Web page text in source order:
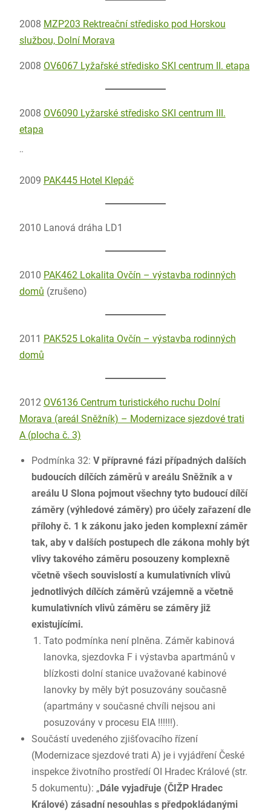
2008 MZP203 Rektreační středisko pod Horskou
službou, Dolní Morava
2008 OV6067 Lyžařské středisko SKI centrum II. etapa
2008 OV6090 Lyžarské středisko SKI centrum III.
etapa
¨
2009 PAK445 Hotel Klepáč
2010 Lanová dráha LD1
2010 PAK462 Lokalita Ovčín – výstavba rodinných
domů (zrušeno)
2011 PAK525 Lokalita Ovčín – výstavba rodinných
domů
2012 OV6136 Centrum turistického ruchu Dolní
Morava (areál Sněžník) – Modernizace sjezdové trati
A (plocha č. 3)
Podmínka 32: V přípravné fázi případných dalších
budoucích dílčích záměrů v areálu Sněžník a v
areálu U Slona pojmout všechny tyto budoucí dílčí
záměry (výhledové záměry) pro účely zařazení dle
přílohy č. 1 k zákonu jako jeden komplexní záměr
tak, aby v dalších postupech dle zákona mohly být
vlivy takového záměru posouzeny komplexně
včetně všech souvislostí a kumulativních vlivů
jednotlivých dílčích záměrů vzájemně a včetně
kumulativních vlivů záměru se záměry již
existujícími.
Tato podmínka není plněna. Záměr kabinová
lanovka, sjezdovka F i výstavba apartmánů v
blízkosti dolní stanice uvažované kabinové
lanovky by měly být posuzovány současně
(apartmány v současné chvíli nejsou ani
posuzovány v procesu EIA !!!!!!).
Součástí uvedeného zjišťovacího řízení
(Modernizace sjezdové trati A) je i vyjádření České
inspekce životního prostředí OI Hradec Králové (str.
5 dokumentu): „ Dále vyjadřuje (ČIŽP Hradec
Králové) zásadní nesouhlas s předpokládanými